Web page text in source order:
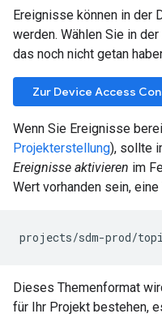
Ereignisse können in der
werden. Wählen Sie in
das noch nicht getan
Zur Device Access
Wenn Sie Ereignisse
Projekterstellung), sollte
Ereignisse aktivieren im
Wert vorhanden sein,
projects/sdm-prod/
Dieses Themenformat
für Ihr Projekt bestehen,